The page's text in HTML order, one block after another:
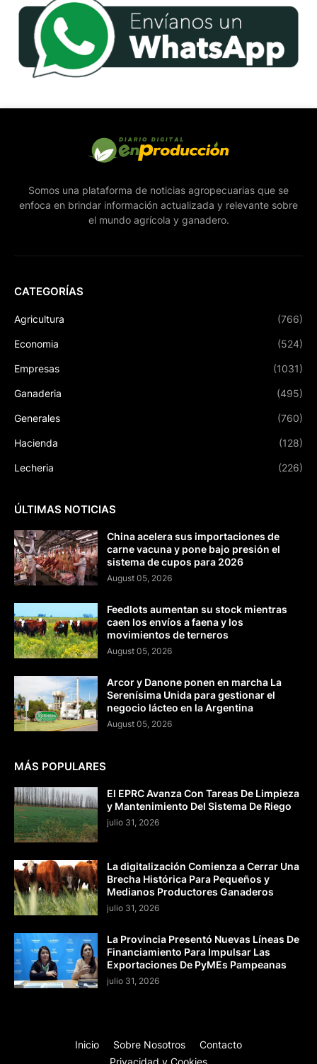
Somos una plataforma de noticias agropecuarias que se
enfoca en brindar información actualizada y relevante sobre
el mundo agrícola y ganadero.
CATEGORÍAS
Agricultura (766)
Economia (524)
Empresas (1031)
Ganaderia (495)
Generales (760)
Hacienda (128)
Lecheria (226)
ÚLTIMAS NOTICIAS
China acelera sus importaciones de
carne vacuna y pone bajo presión el
sistema de cupos para 2026
August 05, 2026
Feedlots aumentan su stock mientras
caen los envíos a faena y los
movimientos de terneros
August 05, 2026
Arcor y Danone ponen en marcha La
Serenísima Unida para gestionar el
negocio lácteo en la Argentina
August 05, 2026
MÁS POPULARES
El EPRC Avanza Con Tareas De Limpieza
y Mantenimiento Del Sistema De Riego
julio 31, 2026
La digitalización Comienza a Cerrar Una
Brecha Histórica Para Pequeños y
Medianos Productores Ganaderos
julio 31, 2026
La Provincia Presentó Nuevas Líneas De
Financiamiento Para Impulsar Las
Exportaciones De PyMEs Pampeanas
julio 31, 2026
Inicio Sobre Nosotros
Contacto
Privacidad y Cookies